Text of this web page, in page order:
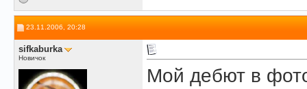
23.11.2006, 20:28
sifkaburka
Новичок
Мой дебют в